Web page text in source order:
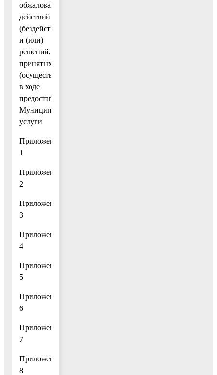
обжалование
действий
(бездействия)
и (или)
решений,
принятых
(осуществленных)
в ходе
предоставления
Муниципальной
услуги
Приложение
1
Приложение
2
Приложение
3
Приложение
4
Приложение
5
Приложение
6
Приложение
7
Приложение
8